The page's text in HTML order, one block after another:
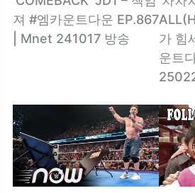
져 #엠카운트다운 EP.867
| Mnet 241017 방송
가 힘
운트